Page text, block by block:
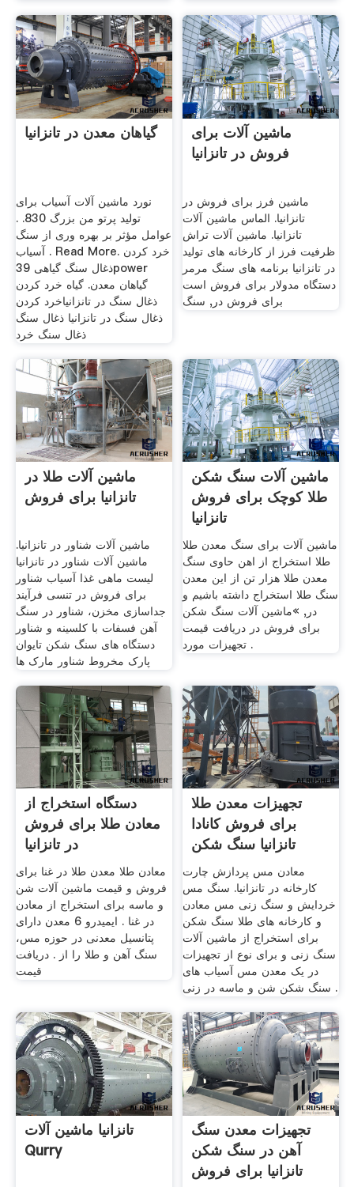
گیاهان معدن در تانزانیا
نورد ماشین آلات آسیاب برای
تولید پرتو من بزرگ 830. .
عوامل مؤثر بر بهره وری از سنگ
آسیاب . Read More. خرد کردن
ذغال سنگ گیاهی 39power
گیاهان معدن. گیاه خرد کردن
ذغال سنگ در تانزانیاخرد کردن
ذغال سنگ در تانزانیا ذغال سنگ
ذغال سنگ خرد
ماشین آلات برای
فروش در تانزانیا
ماشین فرز برای فروش در
تانزانیا. الماس ماشین آلات
تانزانیا. ماشین آلات تراش
ظرفیت فرز از کارخانه های تولید
در تانزانیا برنامه های سنگ مرمر
دستگاه مدولار برای فروش است
برای فروش در, سنگ
ماشین آلات طلا در
تانزانیا برای فروش
ماشین آلات شناور در تانزانیا.
ماشین آلات شناور در تانزانیا
لیست ماهی غذا آسیاب شناور
برای فروش در تنسی فرآیند
جداسازی مخزن، شناور در سنگ
آهن فسفات با کلسینه و شناور
دستگاه های سنگ شکن تایوان
پارک مخروط شناور مارک ها
ماشین آلات سنگ شکن
طلا کوچک برای فروش
تانزانیا
ماشین آلات برای سنگ معدن طلا
طلا استخراج از اهن حاوی سنگ
معدن طلا هزار تن از این معدن
سنگ طلا استخراج داشته باشیم و
در, »ماشین آلات سنگ شکن
برای فروش در دریافت قیمت
تجهیزات مورد .
دستگاه استخراج از
معادن طلا برای فروش
در تانزانیا
معادن طلا معدن طلا در غنا برای
فروش و قیمت ماشین آلات شن
و ماسه برای استخراج از معادن
در غنا . ایمیدرو 6 معدن دارای
پتانسیل معدنی در حوزه مس،
سنگ آهن و طلا را از . دریافت
قیمت
تجهیزات معدن طلا
برای فروش کانادا
تانزانیا سنگ شکن
معادن مس پردازش چارت
کارخانه در تانزانیا. سنگ مس
خردایش و سنگ زنی مس معادن
و کارخانه های طلا سنگ شکن
برای استخراج از ماشین آلات
سنگ زنی و برای نوع از تجهیزات
در یک معدن مس آسیاب های
سنگ شکن شن و ماسه در زنی .
تانزانیا ماشین آلات
Qurry
تجهیزات معدن سنگ
آهن در سنگ شکن
تانزانیا برای فروش